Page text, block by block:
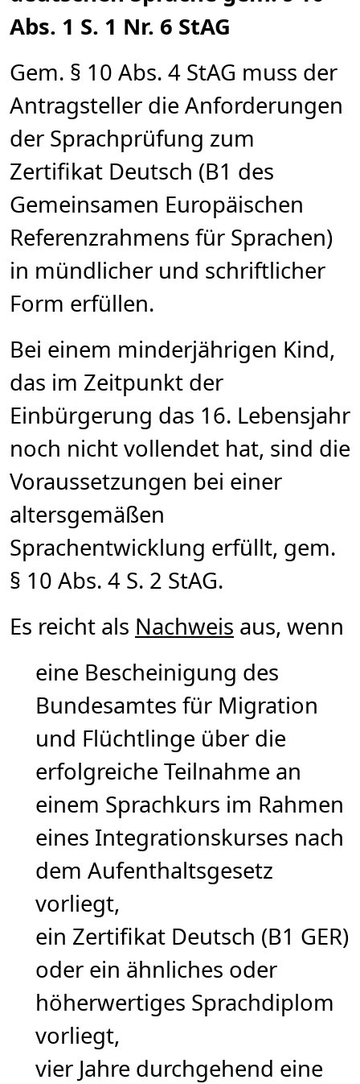
Abs. 1 S. 1 Nr. 6 StAG
Gem. § 10 Abs. 4 StAG muss der
Antragsteller die Anforderungen
der Sprachprüfung zum
Zertifikat Deutsch (B1 des
Gemeinsamen Europäischen
Referenzrahmens für Sprachen)
in mündlicher und schriftlicher
Form erfüllen.
Bei einem minderjährigen Kind,
das im Zeitpunkt der
Einbürgerung das 16. Lebensjahr
noch nicht vollendet hat, sind die
Voraussetzungen bei einer
altersgemäßen
Sprachentwicklung erfüllt, gem.
§ 10 Abs. 4 S. 2 StAG.
Es reicht als Nachweis aus, wenn
eine Bescheinigung des
Bundesamtes für Migration
und Flüchtlinge über die
erfolgreiche Teilnahme an
einem Sprachkurs im Rahmen
eines Integrationskurses nach
dem Aufenthaltsgesetz
vorliegt,
ein Zertifikat Deutsch (B1 GER)
oder ein ähnliches oder
höherwertiges Sprachdiplom
vorliegt,
vier Jahre durchgehend eine